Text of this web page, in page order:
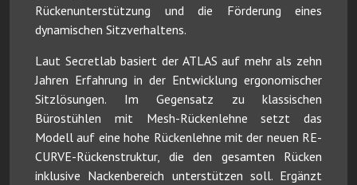
Rückenunterstützung und die Förderung eines
dynamischen Sitzverhaltens.
Laut Secretlab basiert der ATLAS auf mehr als zehn
Jahren Erfahrung in der Entwicklung ergonomischer
Sitzlösungen. Im Gegensatz zu klassischen
Bürostühlen mit Mesh-Rückenlehne setzt das
Modell auf eine hohe Rückenlehne mit der neuen RE-
CURVE-Rückenstruktur, die den gesamten Rücken
inklusive Nackenbereich unterstützen soll. Ergänzt